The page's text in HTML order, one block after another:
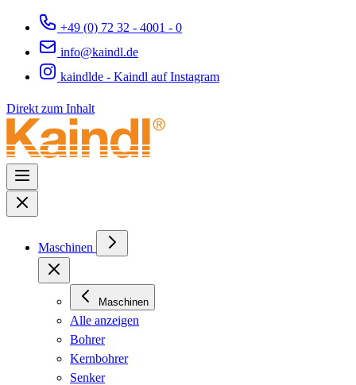
+49 (0) 72 32 - 4001 - 0
info@kaindl.de
kaindlde - Kaindl auf Instagram
Direkt zum Inhalt
Maschinen
Maschinen
Alle anzeigen
Bohrer
Kernbohrer
Senker